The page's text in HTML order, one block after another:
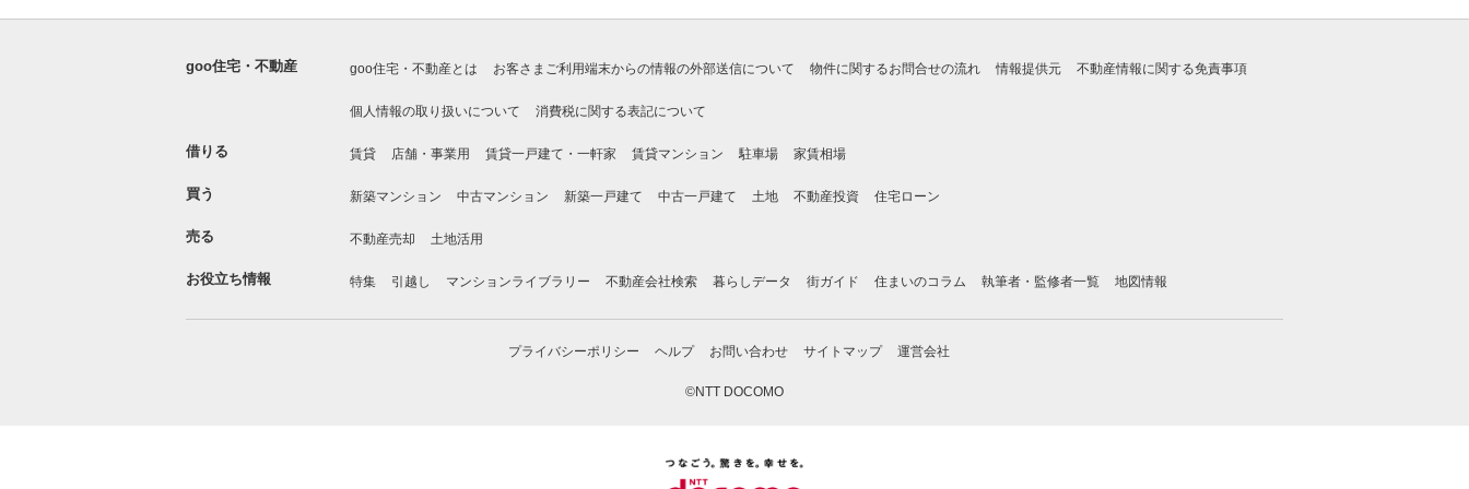
goo住宅・不動産 goo住宅・不動産とは お客さまご利用端末からの情報の外部送信について 物件に関するお問合せの流れ 情報提供元 不動産情報に関する免責事項
個人情報の取り扱いについて 消費税に関する表記について
借りる 賃貸 店舗・事業用 賃貸一戸建て・一軒家 賃貸マンション 駐車場 家賃相場
買う 新築マンション 中古マンション 新築一戸建て 中古一戸建て 土地 不動産投資 住宅ローン
売る 不動産売却 土地活用
お役立ち情報 特集 引越し マンションライブラリー 不動産会社検索 暮らしデータ 街ガイド 住まいのコラム 執筆者・監修者一覧 地図情報
プライバシーポリシー ヘルプ お問い合わせ サイトマップ 運営会社
©NTT DOCOMO